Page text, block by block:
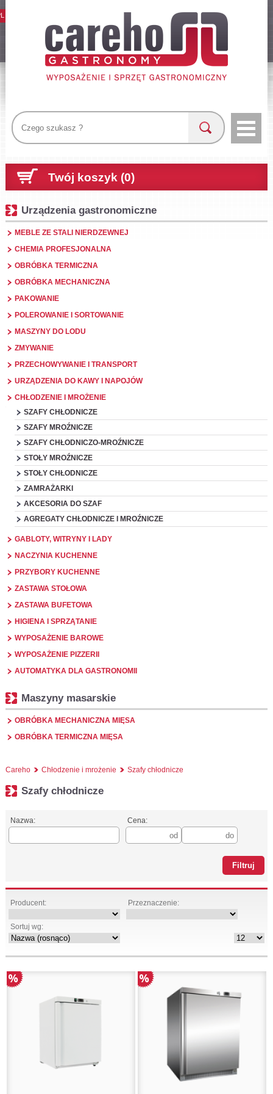
Twój koszyk (0)
Urządzenia gastronomiczne
MEBLE ZE STALI NIERDZEWNEJ
CHEMIA PROFESJONALNA
OBRÓBKA TERMICZNA
OBRÓBKA MECHANICZNA
PAKOWANIE
POLEROWANIE I SORTOWANIE
MASZYNY DO LODU
ZMYWANIE
PRZECHOWYWANIE I TRANSPORT
URZĄDZENIA DO KAWY I NAPOJÓW
CHŁODZENIE I MROŻENIE
SZAFY CHŁODNICZE
SZAFY MROŹNICZE
SZAFY CHŁODNICZO-MROŹNICZE
STOŁY MROŹNICZE
STOŁY CHŁODNICZE
ZAMRAŻARKI
AKCESORIA DO SZAF
AGREGATY CHŁODNICZE I MROŹNICZE
GABLOTY, WITRYNY I LADY
NACZYNIA KUCHENNE
PRZYBORY KUCHENNE
ZASTAWA STOŁOWA
ZASTAWA BUFETOWA
HIGIENA I SPRZĄTANIE
WYPOSAŻENIE BAROWE
WYPOSAŻENIE PIZZERII
AUTOMATYKA DLA GASTRONOMII
Maszyny masarskie
OBRÓBKA MECHANICZNA MIĘSA
OBRÓBKA TERMICZNA MIĘSA
Careho Chłodzenie i mrożenie Szafy chłodnicze
Szafy chłodnicze
Nazwa: Cena:
Producent: Przeznaczenie:
Sortuj wg: